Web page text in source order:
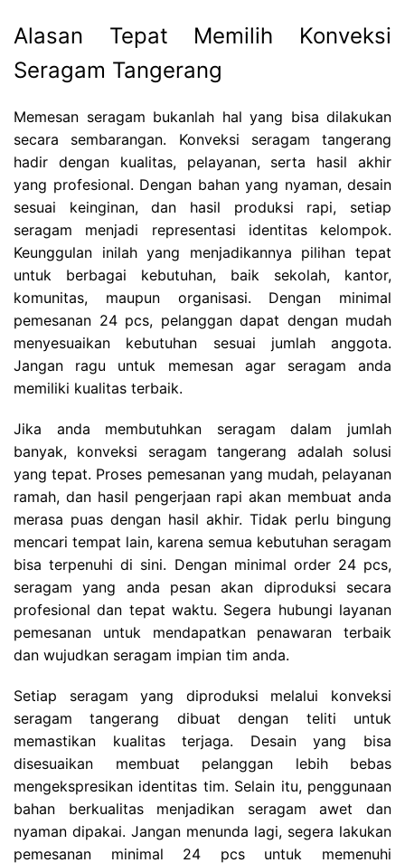
Alasan Tepat Memilih Konveksi
Seragam Tangerang
Memesan seragam bukanlah hal yang bisa dilakukan
secara sembarangan. Konveksi seragam tangerang
hadir dengan kualitas, pelayanan, serta hasil akhir
yang profesional. Dengan bahan yang nyaman, desain
sesuai keinginan, dan hasil produksi rapi, setiap
seragam menjadi representasi identitas kelompok.
Keunggulan inilah yang menjadikannya pilihan tepat
untuk berbagai kebutuhan, baik sekolah, kantor,
komunitas, maupun organisasi. Dengan minimal
pemesanan 24 pcs, pelanggan dapat dengan mudah
menyesuaikan kebutuhan sesuai jumlah anggota.
Jangan ragu untuk memesan agar seragam anda
memiliki kualitas terbaik.
Jika anda membutuhkan seragam dalam jumlah
banyak, konveksi seragam tangerang adalah solusi
yang tepat. Proses pemesanan yang mudah, pelayanan
ramah, dan hasil pengerjaan rapi akan membuat anda
merasa puas dengan hasil akhir. Tidak perlu bingung
mencari tempat lain, karena semua kebutuhan seragam
bisa terpenuhi di sini. Dengan minimal order 24 pcs,
seragam yang anda pesan akan diproduksi secara
profesional dan tepat waktu. Segera hubungi layanan
pemesanan untuk mendapatkan penawaran terbaik
dan wujudkan seragam impian tim anda.
Setiap seragam yang diproduksi melalui konveksi
seragam tangerang dibuat dengan teliti untuk
memastikan kualitas terjaga. Desain yang bisa
disesuaikan membuat pelanggan lebih bebas
mengekspresikan identitas tim. Selain itu, penggunaan
bahan berkualitas menjadikan seragam awet dan
nyaman dipakai. Jangan menunda lagi, segera lakukan
pemesanan minimal 24 pcs untuk memenuhi